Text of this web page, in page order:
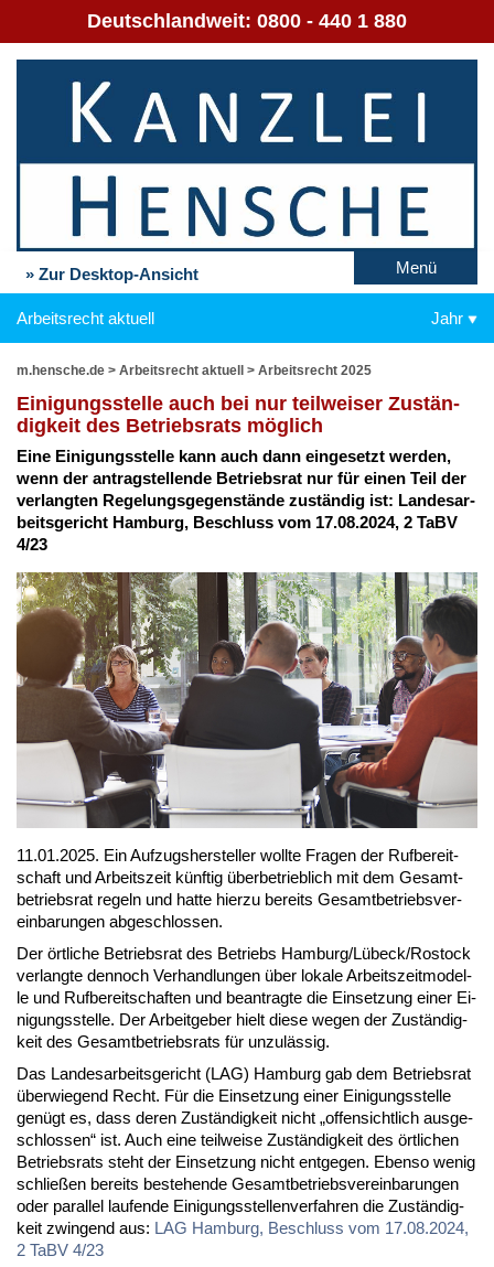
Deutschlandweit: 0800 - 440 1 880
» Zur Desktop-Ansicht Menü
Arbeitsrecht aktuell Jahr
m.hensche.de > Arbeitsrecht aktuell > Arbeitsrecht 2025
Ei­ni­gungs­stel­le auch bei nur teil­wei­ser Zu­stän­
dig­keit des Be­triebs­rats mög­lich
Ei­ne Ei­ni­gungs­stel­le kann auch dann ein­ge­setzt wer­den,
wenn der an­trag­stel­len­de Be­triebs­rat nur für ei­nen Teil der
ver­lang­ten Re­ge­lungs­ge­gen­stän­de zu­stän­dig ist: Lan­des­ar­
beits­ge­richt Ham­burg, Be­schluss vom 17.08.2024, 2 TaBV
4/23
11.01.2025. Ein Auf­zugs­her­stel­ler woll­te Fra­gen der Ruf­be­reit­
schaft und Ar­beits­zeit künf­tig über­be­trieb­lich mit dem Ge­samt­
be­triebs­rat re­geln und hat­te hier­zu be­reits Ge­samt­be­triebs­ver­
ein­ba­run­gen ab­ge­schlos­sen.
Der ört­li­che Be­triebs­rat des Be­triebs Ham­burg/Lü­beck/Ros­tock
ver­lang­te den­noch Ver­hand­lun­gen über lo­ka­le Ar­beits­zeit­mo­del­
le und Ruf­be­reit­schaf­ten und be­an­trag­te die Ein­set­zung ei­ner Ei­
ni­gungs­stel­le. Der Ar­beit­ge­ber hielt die­se we­gen der Zu­stän­dig­
keit des Ge­samt­be­triebs­rats für un­zu­läs­sig.
Das Lan­des­ar­beits­ge­richt (LAG) Ham­burg gab dem Be­triebs­rat
über­wie­gend Recht. Für die Ein­set­zung ei­ner Ei­ni­gungs­stel­le
ge­nügt es, dass de­ren Zu­stän­dig­keit nicht „of­fen­sicht­lich aus­ge­
schlos­sen“ ist. Auch ei­ne teil­wei­se Zu­stän­dig­keit des ört­li­chen
Be­triebs­rats steht der Ein­set­zung nicht ent­ge­gen. Eben­so we­nig
schlie­ßen be­reits be­ste­hen­de Ge­samt­be­triebs­ver­ein­ba­run­gen
oder par­al­lel lau­fen­de Ei­ni­gungs­stel­len­ver­fah­ren die Zu­stän­dig­
keit zwin­gend aus: LAG Ham­burg, Be­schluss vom 17.08.2024,
2 TaBV 4/23